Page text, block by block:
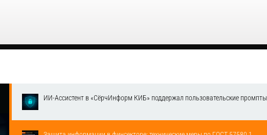
ИИ-Ассистент в «СёрчИнформ КИБ» поддержал пользовательские промпты